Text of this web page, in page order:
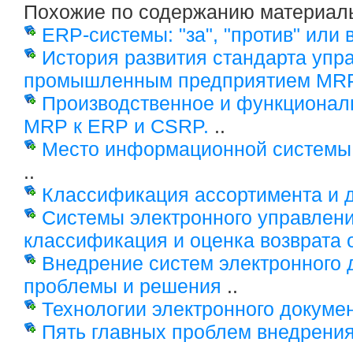
Похожие по содержанию
ERP-системы: "за", "против" или
История развития стандарта
промышленным предприятием
Производственное и
MRP к ERP и CSRP. ..
Место информационной
..
Классификация ассортимента и
Системы электронного
классификация и оценка возврата
Внедрение систем электронного
проблемы и решения ..
Технологии электронного
Пять главных проблем